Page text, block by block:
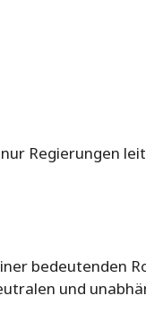
Regierungen
bedeutenden
und